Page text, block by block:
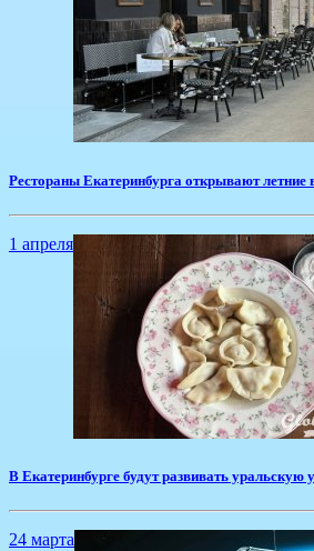
​Рестораны Екатеринбурга открывают летние
1 апреля
​В Екатеринбурге будут развивать уральскую
24 марта